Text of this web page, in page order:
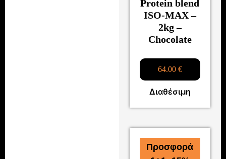
Protein blend
ISO-MAX –
2kg –
Chocolate
64.00 €
Διαθέσιμη
Προσφορά